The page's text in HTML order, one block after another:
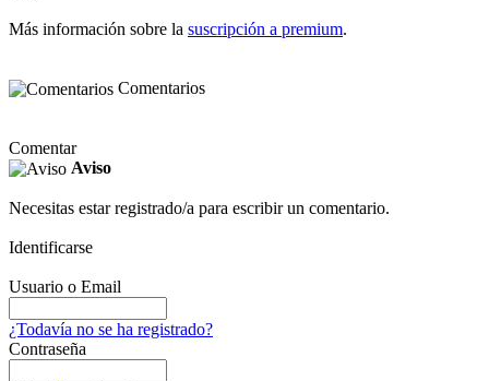
Más información sobre la suscripción a premium.
Comentarios
Comentar
Aviso
Necesitas estar registrado/a para escribir un comentario.
Identificarse
Usuario o Email
¿Todavía no se ha registrado?
Contraseña